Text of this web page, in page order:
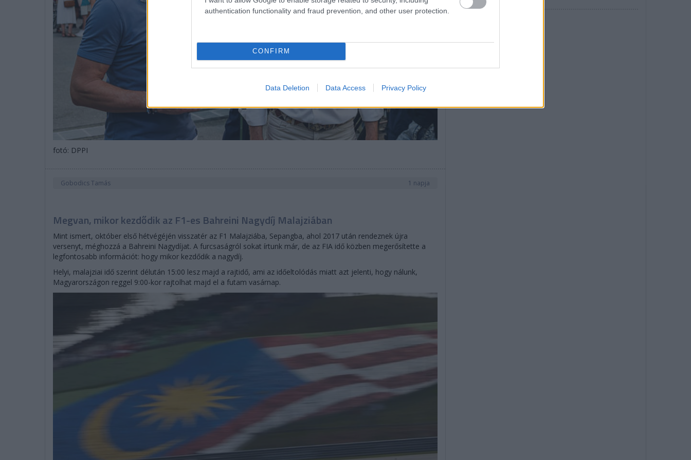
authentication functionality and fraud prevention, and other user protection.
CONFIRM
Data Deletion Data Access Privacy Policy
fotó: DPPI
Gobodics Tamás 1 napja
Megvan, mikor kezdődik az F1-es Bahreini Nagydíj Malajziában
Mint ismert, október első hétvégéjén visszatér az F1 Malajziába, Sepangba, ahol 2017 után rendeznek újra
versenyt, méghozzá a Bahreini Nagydíjat. A furcsaságról sokat írtunk már, de az FIA idő közben megerősítette a
legfontosabb információt: hogy mikor kezdődik a nagydíj.
Helyi, malajziai idő szerint délután 15:00 lesz majd a rajtidő, ami az időeltolódás miatt azt jelenti, hogy nálunk,
Magyarországon reggel 9:00-kor rajtolhat majd el a futam vasárnap.